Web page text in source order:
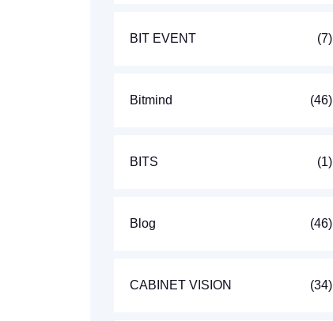
BIT EVENT (7)
Bitmind (46)
BITS (1)
Blog (46)
CABINET VISION (34)